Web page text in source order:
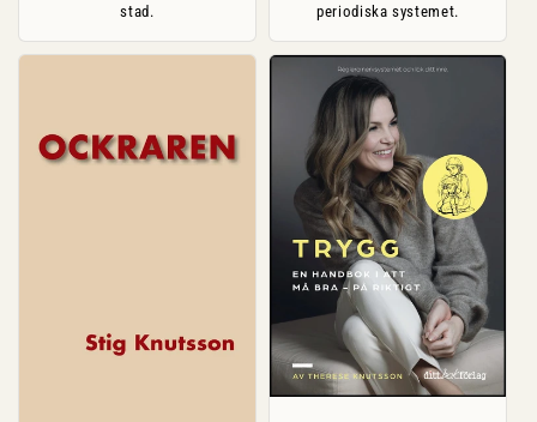
stad.
periodiska systemet.